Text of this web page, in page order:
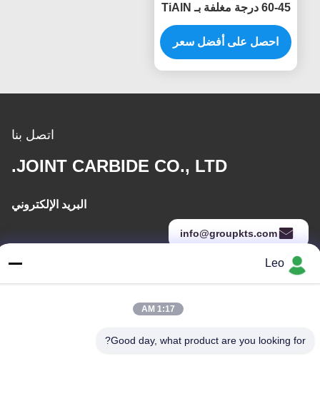
45-60 درجة مغلفة بـ TiAlN
مع 3-4 صافرات
احصل على أفضل سعر
اتصل بنا
JOINT CARBIDE CO., LTD.
البريد الإلكتروني
info@groupkts.com
عنواننا
رقم 1700 ، القسم الشمالي من شارع تيانفو ، منطقة التكنولوجيا الفائقة
Leo
1:17 AM
Good day, what product are you looking for?